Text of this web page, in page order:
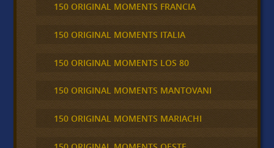
150 ORIGINAL MOMENTS FRANCIA
150 ORIGINAL MOMENTS ITALIA
150 ORIGINAL MOMENTS LOS 80
150 ORIGINAL MOMENTS MANTOVANI
150 ORIGINAL MOMENTS MARIACHI